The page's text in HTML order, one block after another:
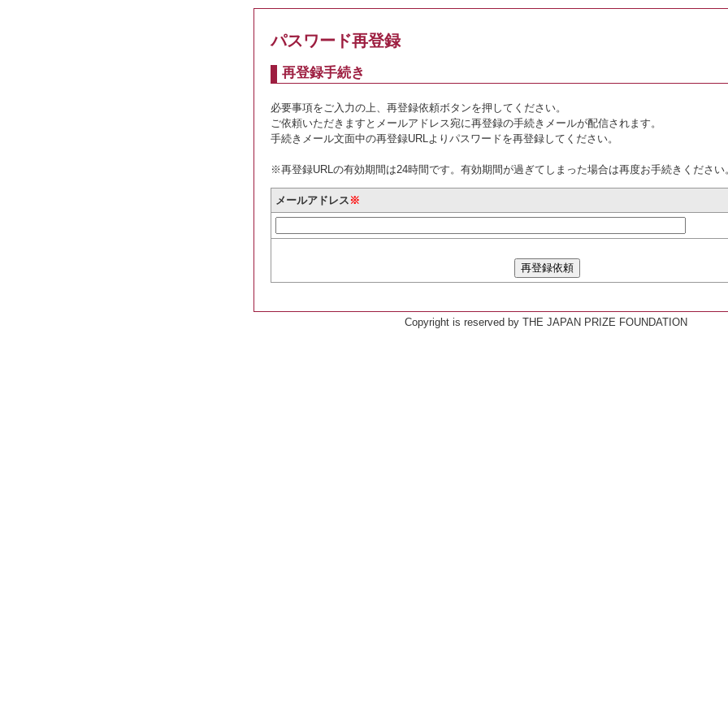
パスワード再登録
再登録手続き
必要事項をご入力の上、再登録依頼ボタンを押してください。
ご依頼いただきますとメールアドレス宛に再登録の手続きメールが配信されます。
手続きメール文面中の再登録URLよりパスワードを再登録してください。
※再登録URLの有効期間は24時間です。有効期間が過ぎてしまった場合は再度お手続きください
メールアドレス ※
Copyright is reserved by THE JAPAN PRIZE FOUNDATION